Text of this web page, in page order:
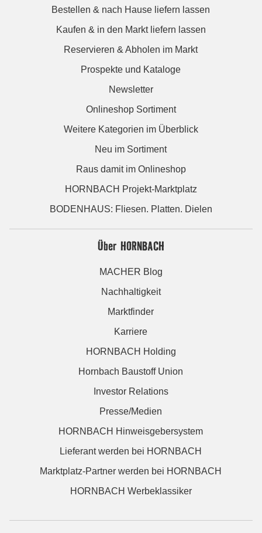
Bestellen & nach Hause liefern lassen
Kaufen & in den Markt liefern lassen
Reservieren & Abholen im Markt
Prospekte und Kataloge
Newsletter
Onlineshop Sortiment
Weitere Kategorien im Überblick
Neu im Sortiment
Raus damit im Onlineshop
HORNBACH Projekt-Marktplatz
BODENHAUS: Fliesen. Platten. Dielen
Über HORNBACH
MACHER Blog
Nachhaltigkeit
Marktfinder
Karriere
HORNBACH Holding
Hornbach Baustoff Union
Investor Relations
Presse/Medien
HORNBACH Hinweisgebersystem
Lieferant werden bei HORNBACH
Marktplatz-Partner werden bei HORNBACH
HORNBACH Werbeklassiker